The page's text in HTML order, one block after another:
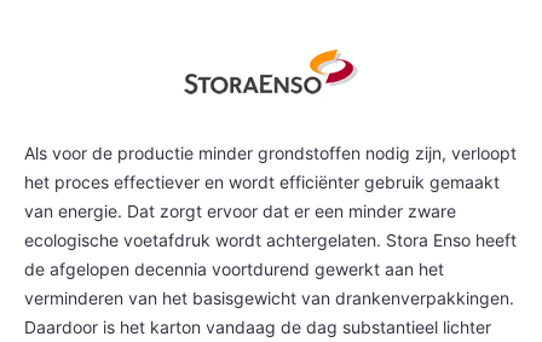
Als voor de productie minder grondstoffen nodig zijn, verloopt
het proces effectiever en wordt efficiënter gebruik gemaakt
van energie. Dat zorgt ervoor dat er een minder zware
ecologische voetafdruk wordt achtergelaten. Stora Enso heeft
de afgelopen decennia voortdurend gewerkt aan het
verminderen van het basisgewicht van drankenverpakkingen.
Daardoor is het karton vandaag de dag substantieel lichter